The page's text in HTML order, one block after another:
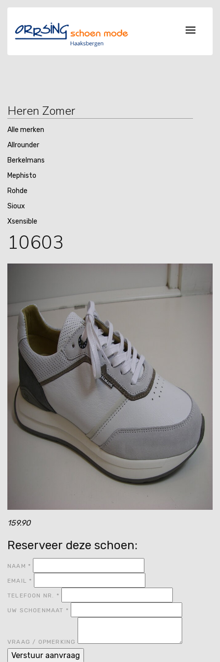
Heren Zomer
Alle merken
Allrounder
Berkelmans
Mephisto
Rohde
Sioux
Xsensible
10603
159.90
Reserveer deze schoen:
NAAM *
EMAIL *
TELEFOON NR. *
UW SCHOENMAAT *
VRAAG / OPMERKING